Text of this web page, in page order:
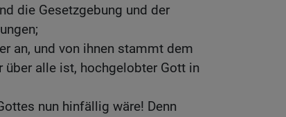
die Gesetzgebung und der
an, und von ihnen stammt dem
über alle ist, hochgelobter Gott in
nun hinfällig wäre! Denn